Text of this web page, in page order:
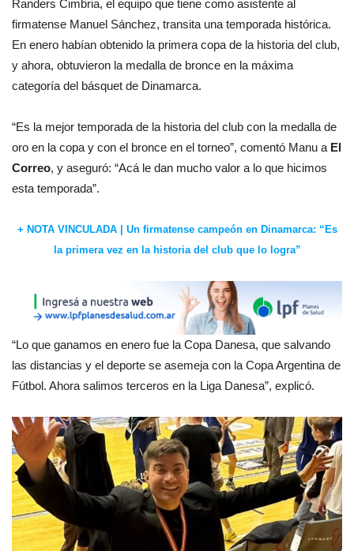
Randers Cimbria, el equipo que tiene como asistente al
firmatense Manuel Sánchez, transita una temporada histórica.
En enero habían obtenido la primera copa de la historia del club,
y ahora, obtuvieron la medalla de bronce en la máxima
categoría del básquet de Dinamarca.
“Es la mejor temporada de la historia del club con la medalla de
oro en la copa y con el bronce en el torneo”, comentó Manu a El
Correo, y aseguró: “Acá le dan mucho valor a lo que hicimos
esta temporada”.
+ NOTA VINCULADA | Un firmatense campeón en Dinamarca: “Es
la primera vez en la historia del club que lo logra”
“Lo que ganamos en enero fue la Copa Danesa, que salvando
las distancias y el deporte se asemeja con la Copa Argentina de
Fútbol. Ahora salimos terceros en la Liga Danesa”, explicó.